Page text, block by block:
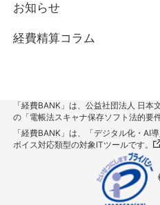
お知らせ
経費精算コラム
「経費BANK」は、公益社団法人 日本
の「電帳法スキャナ保存ソフト法的要
「経費BANK」は、「デジタル化・AI
ボイス対応類型の対象ITツールです。